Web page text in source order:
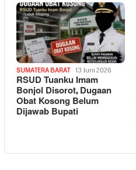
SUMATERA BARAT 13 Juni 2026
RSUD Tuanku Imam
Bonjol Disorot, Dugaan
Obat Kosong Belum
Dijawab Bupati